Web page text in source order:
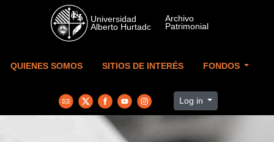
Skip to main content
QUIENES SOMOS SITIOS DE INTERÉS FONDOS
Log in